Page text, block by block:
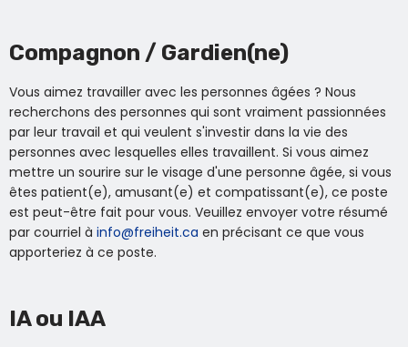
Compagnon / Gardien(ne)
Vous aimez travailler avec les personnes âgées ? Nous
recherchons des personnes qui sont vraiment passionnées
par leur travail et qui veulent s'investir dans la vie des
personnes avec lesquelles elles travaillent. Si vous aimez
mettre un sourire sur le visage d'une personne âgée, si vous
êtes patient(e), amusant(e) et compatissant(e), ce poste
est peut-être fait pour vous. Veuillez envoyer votre résumé
par courriel à info@freiheit.ca en précisant ce que vous
apporteriez à ce poste.
IA ou IAA